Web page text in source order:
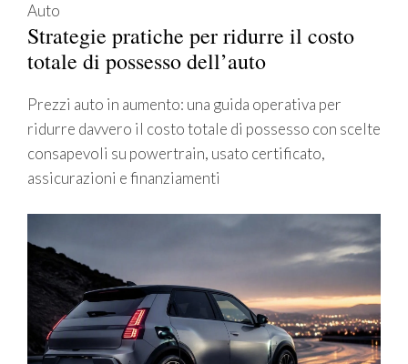
Auto
Strategie pratiche per ridurre il costo
totale di possesso dell’auto
Prezzi auto in aumento: una guida operativa per
ridurre davvero il costo totale di possesso con scelte
consapevoli su powertrain, usato certificato,
assicurazioni e finanziamenti